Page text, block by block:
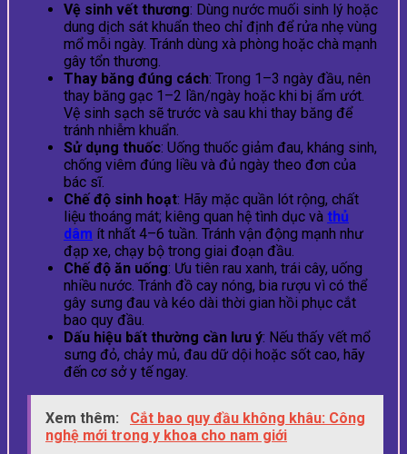
Vệ sinh vết thương: Dùng nước muối sinh lý hoặc
dung dịch sát khuẩn theo chỉ định để rửa nhẹ vùng
mổ mỗi ngày. Tránh dùng xà phòng hoặc chà mạnh
gây tổn thương.
Thay băng đúng cách: Trong 1–3 ngày đầu, nên
thay băng gạc 1–2 lần/ngày hoặc khi bị ẩm ướt.
Vệ sinh sạch sẽ trước và sau khi thay băng để
tránh nhiễm khuẩn.
Sử dụng thuốc: Uống thuốc giảm đau, kháng sinh,
chống viêm đúng liều và đủ ngày theo đơn của
bác sĩ.
Chế độ sinh hoạt: Hãy mặc quần lót rộng, chất
liệu thoáng mát; kiêng quan hệ tình dục và thủ
dâm ít nhất 4–6 tuần. Tránh vận động mạnh như
đạp xe, chạy bộ trong giai đoạn đầu.
Chế độ ăn uống: Ưu tiên rau xanh, trái cây, uống
nhiều nước. Tránh đồ cay nóng, bia rượu vì có thể
gây sưng đau và kéo dài thời gian hồi phục cắt
bao quy đầu.
Dấu hiệu bất thường cần lưu ý: Nếu thấy vết mổ
sưng đỏ, chảy mủ, đau dữ dội hoặc sốt cao, hãy
đến cơ sở y tế ngay.
Xem thêm:
Cắt bao quy đầu không khâu: Công
nghệ mới trong y khoa cho nam giới